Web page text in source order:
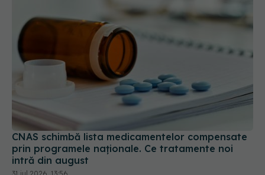
CNAS schimbă lista medicamentelor compensate
prin programele naționale. Ce tratamente noi
intră din august
31 iul 2026, 13:56